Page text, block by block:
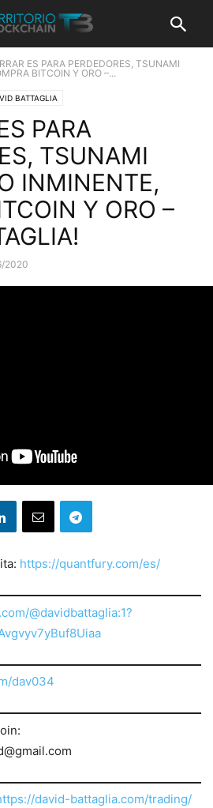
ES PARA PERDEDORES, TSUNAMI
BITCOIN Y ORO –...
BATTAGLIA
PARA
TSUNAMI
INMINENTE,
Y ORO –
2020
https://quantfury.com/es/
@davidbattaglia:1?
dav034
david-battaglia.com/trading/